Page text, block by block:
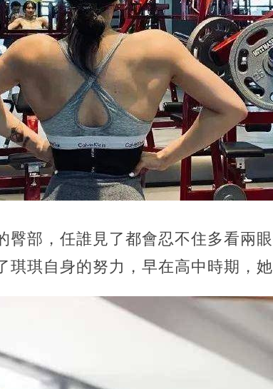
臀部，任誰見了都會忍不住多看兩
琪琪自身的努力，早在高中時期，